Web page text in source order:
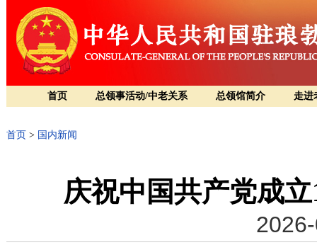
首页 总领事活动/中老关系 总领馆简介 走进
首页 > 国内新闻
庆祝中国共产党成